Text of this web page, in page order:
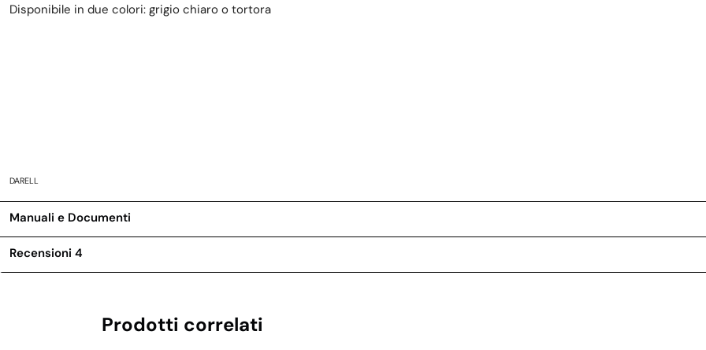
Disponibile in due colori: grigio chiaro o tortora
DARELL
Manuali e Documenti
Recensioni 4
Prodotti correlati